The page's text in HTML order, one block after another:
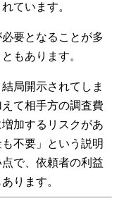
ています。
要となることが多
もあります。
局開示されてしま
て相手方の調査費
加するリスクがあ
不要」という説明
で、依頼者の利益
ります。